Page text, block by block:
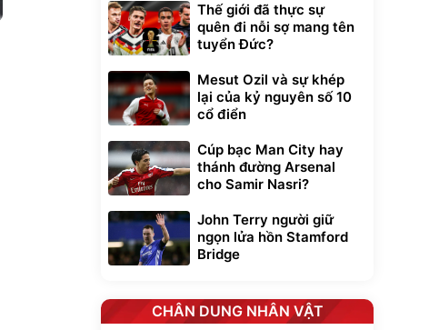
Thế giới đã thực sự
quên đi nỗi sợ mang tên
tuyển Đức?
Mesut Ozil và sự khép
lại của kỷ nguyên số 10
cổ điển
Cúp bạc Man City hay
thánh đường Arsenal
cho Samir Nasri?
John Terry người giữ
ngọn lửa hồn Stamford
Bridge
CHÂN DUNG NHÂN VẬT